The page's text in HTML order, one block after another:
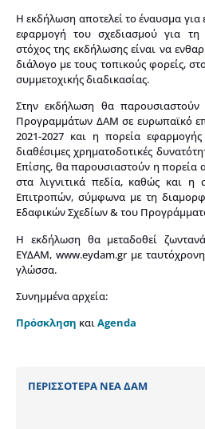
Η εκδήλωση αποτελεί το έναυσμα για
εφαρμογή του σχεδιασμού για τη
στόχος της εκδήλωσης είναι να
διάλογο με τους τοπικούς φορείς,
συμμετοχικής διαδικασίας.
Στην εκδήλωση θα
Προγραμμάτων ΔΑΜ σε ευρωπαϊκό
2021-2027 και η πορεία
διαθέσιμες χρηματοδοτικές
Επίσης, θα παρουσιαστούν η
στα λιγνιτικά πεδία, καθώς και η
Επιτροπών, σύμφωνα με τη
Εδαφικών Σχεδίων & του
Η εκδήλωση θα μεταδοθεί
ΕΥΔΑΜ, www.eydam.gr με
γλώσσα.
Συνημμένα αρχεία:
Πρόσκληση καιAgenda
ΠΕΡΙΣΣΟΤΕΡΑ ΝΕΑ ΔΑΜ